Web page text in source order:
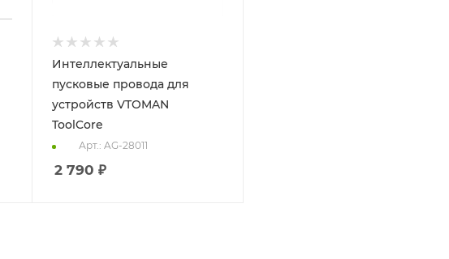
Интеллектуальные
пусковые провода для
устройств VTOMAN
ToolCore
Арт.: AG-28011
2 790 ₽